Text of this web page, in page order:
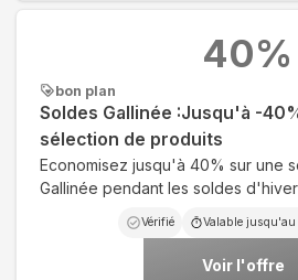
bon plan
Soldes Gallinée :Jusqu'à -
sélection de produits
Economisez jusqu'à 40% sur une
Gallinée pendant les soldes d'hiver
Vérifié Valable jusqu'au
Voir l'offre
40%